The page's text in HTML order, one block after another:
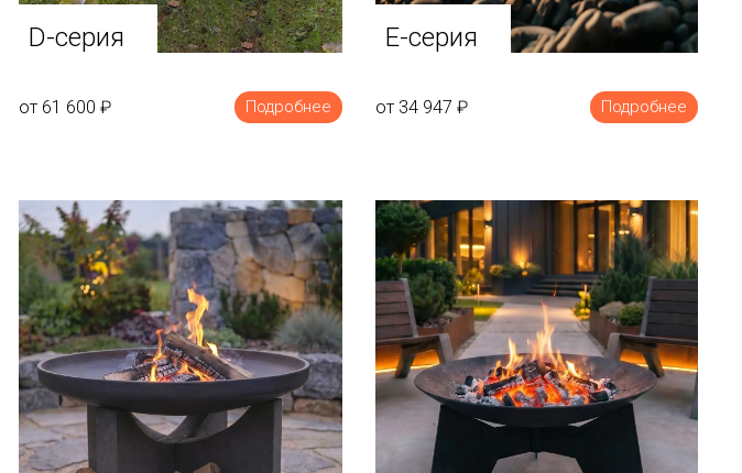
D-серия
от 61 600 ₽ Подробнее
E-серия
от 34 947 ₽ Подробнее